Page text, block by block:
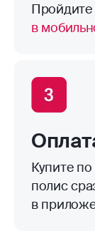
Пройдите
в
Купите
полис
в